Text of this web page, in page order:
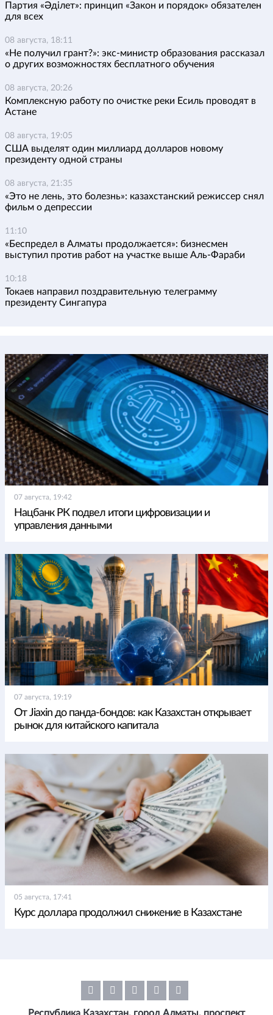
Партия «Әділет»: принцип «Закон и порядок» обязателен
для всех
08 августа, 18:11
«Не получил грант?»: экс-министр образования рассказал
о других возможностях бесплатного обучения
08 августа, 20:26
Комплексную работу по очистке реки Есиль проводят в
Астане
08 августа, 19:05
США выделят один миллиард долларов новому
президенту одной страны
08 августа, 21:35
«Это не лень, это болезнь»: казахстанский режиссер снял
фильм о депрессии
11:10
«Беспредел в Алматы продолжается»: бизнесмен
выступил против работ на участке выше Аль-Фараби
10:18
Токаев направил поздравительную телеграмму
президенту Сингапура
07 августа, 19:42
Нацбанк РК подвел итоги цифровизации и
управления данными
07 августа, 19:19
От Jiaxin до панда-бондов: как Казахстан открывает
рынок для китайского капитала
05 августа, 17:41
Курс доллара продолжил снижение в Казахстане